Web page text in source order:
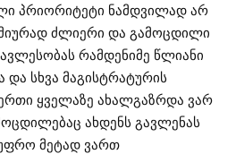
პრიორიტეტი ნამდვილად არ
ძლიერი და გამოცდილი
რამდენიმე წლიანი
და სხვა მაგისტრატურის
ყველაზე ახალგაზრდა ვარ
ახდენს გავლენას
მეტად ვართ